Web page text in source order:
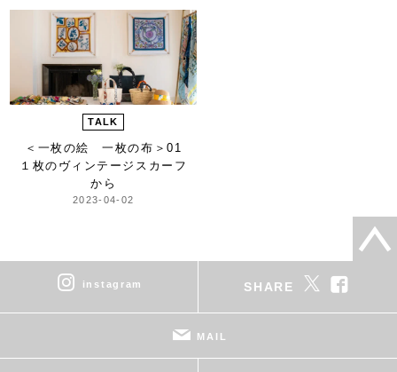
TALK
＜一枚の絵 一枚の布＞01
１枚のヴィンテージスカーフ
から
2023-04-02
instagram SHARE
MAIL